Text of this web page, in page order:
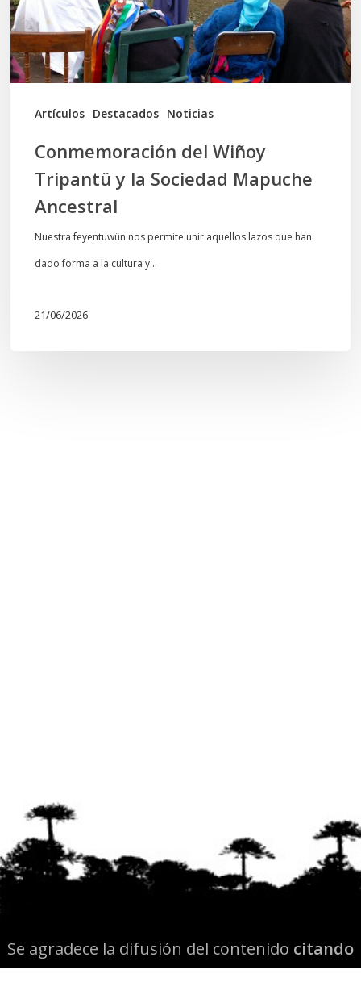
Artículos Destacados Noticias
Sociedad
Mapuche
Ancestral
Conmemoración del Wiñoy
Tripantü y la Sociedad Mapuche
Ancestral
Nuestra feyentuwün nos permite unir aquellos lazos que han
dado forma a la cultura y…
21/06/2026
Se agradece la difusión del contenido citando
la fuente www.mapuexpress.org